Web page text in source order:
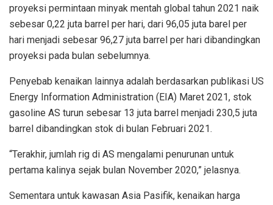
proyeksi permintaan minyak mentah global tahun 2021 naik
sebesar 0,22 juta barrel per hari, dari 96,05 juta barel per
hari menjadi sebesar 96,27 juta barrel per hari dibandingkan
proyeksi pada bulan sebelumnya.
Penyebab kenaikan lainnya adalah berdasarkan publikasi US
Energy Information Administration (EIA) Maret 2021, stok
gasoline AS turun sebesar 13 juta barrel menjadi 230,5 juta
barrel dibandingkan stok di bulan Februari 2021.
“Terakhir, jumlah rig di AS mengalami penurunan untuk
pertama kalinya sejak bulan November 2020,” jelasnya.
Sementara untuk kawasan Asia Pasifik, kenaikan harga